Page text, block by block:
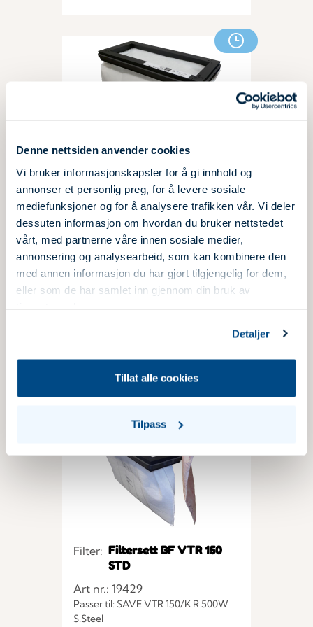
Denne nettsiden anvender cookies
Vi bruker informasjonskapsler for å gi innhold og
annonser et personlig preg, for å levere sosiale
mediefunksjoner og for å analysere trafikken vår. Vi deler
dessuten informasjon om hvordan du bruker nettstedet
vårt, med partnerne våre innen sosiale medier,
annonsering og analysearbeid, som kan kombinere den
med annen informasjon du har gjort tilgjengelig for dem,
eller som de har samlet inn gjennom din bruk av
Detaljer
Tillat alle cookies
Tilpass
Filter: Filtersett BF VTR 100
OPT 1
Art nr.: 153717
Passer til: SAVE VTR 100/B
Pris: 1.663,00 NOK
Filter: Filtersett BF VTR 150
STD
Art nr.: 19429
Passer til: SAVE VTR 150/K R 500W
S.Steel